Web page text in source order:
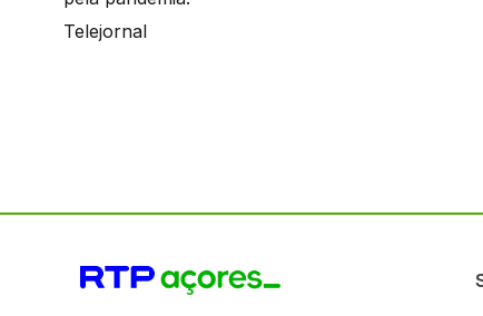
Telejornal